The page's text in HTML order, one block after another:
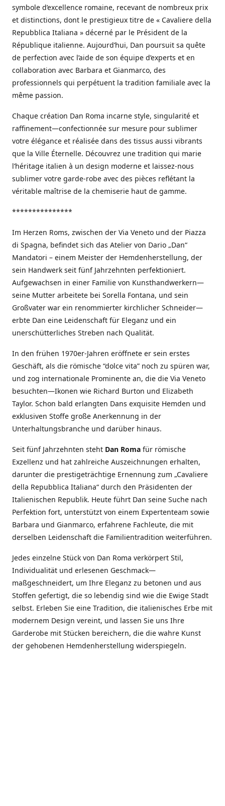
symbole d’excellence romaine, recevant de nombreux prix
et distinctions, dont le prestigieux titre de « Cavaliere della
Repubblica Italiana » décerné par le Président de la
République italienne. Aujourd’hui, Dan poursuit sa quête
de perfection avec l’aide de son équipe d’experts et en
collaboration avec Barbara et Gianmarco, des
professionnels qui perpétuent la tradition familiale avec la
même passion.
Chaque création Dan Roma incarne style, singularité et
raffinement—confectionnée sur mesure pour sublimer
votre élégance et réalisée dans des tissus aussi vibrants
que la Ville Éternelle. Découvrez une tradition qui marie
l’héritage italien à un design moderne et laissez-nous
sublimer votre garde-robe avec des pièces reflétant la
véritable maîtrise de la chemiserie haut de gamme.
***************
Im Herzen Roms, zwischen der Via Veneto und der Piazza
di Spagna, befindet sich das Atelier von Dario „Dan“
Mandatori – einem Meister der Hemdenherstellung, der
sein Handwerk seit fünf Jahrzehnten perfektioniert.
Aufgewachsen in einer Familie von Kunsthandwerkern—
seine Mutter arbeitete bei Sorella Fontana, und sein
Großvater war ein renommierter kirchlicher Schneider—
erbte Dan eine Leidenschaft für Eleganz und ein
unerschütterliches Streben nach Qualität.
In den frühen 1970er-Jahren eröffnete er sein erstes
Geschäft, als die römische “dolce vita” noch zu spüren war,
und zog internationale Prominente an, die die Via Veneto
besuchten—Ikonen wie Richard Burton und Elizabeth
Taylor. Schon bald erlangten Dans exquisite Hemden und
exklusiven Stoffe große Anerkennung in der
Unterhaltungsbranche und darüber hinaus.
Seit fünf Jahrzehnten steht Dan Roma für römische
Exzellenz und hat zahlreiche Auszeichnungen erhalten,
darunter die prestigeträchtige Ernennung zum „Cavaliere
della Repubblica Italiana“ durch den Präsidenten der
Italienischen Republik. Heute führt Dan seine Suche nach
Perfektion fort, unterstützt von einem Expertenteam sowie
Barbara und Gianmarco, erfahrene Fachleute, die mit
derselben Leidenschaft die Familientradition weiterführen.
Jedes einzelne Stück von Dan Roma verkörpert Stil,
Individualität und erlesenen Geschmack—
maßgeschneidert, um Ihre Eleganz zu betonen und aus
Stoffen gefertigt, die so lebendig sind wie die Ewige Stadt
selbst. Erleben Sie eine Tradition, die italienisches Erbe mit
modernem Design vereint, und lassen Sie uns Ihre
Garderobe mit Stücken bereichern, die die wahre Kunst
der gehobenen Hemdenherstellung widerspiegeln.